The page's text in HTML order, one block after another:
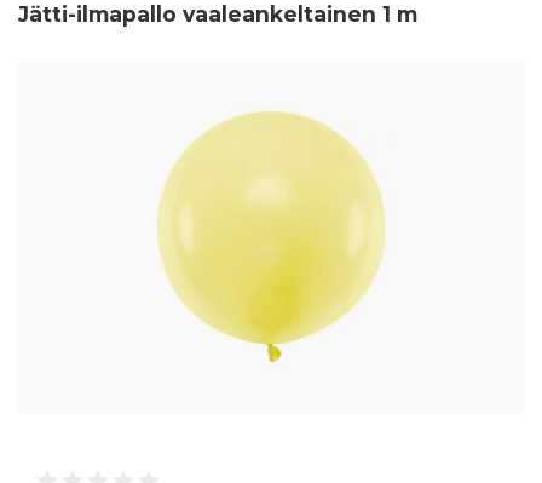
Jätti-ilmapallo vaaleankeltainen 1 m